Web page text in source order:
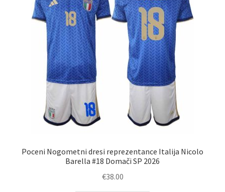
Poceni Nogometni dresi reprezentance Italija Nicolo
Barella #18 Domači SP 2026
€38.00